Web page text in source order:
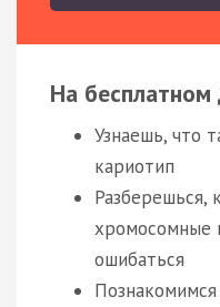
На
Узнаешь, что
кариотип
Разберешься,
хромосомные
ошибаться